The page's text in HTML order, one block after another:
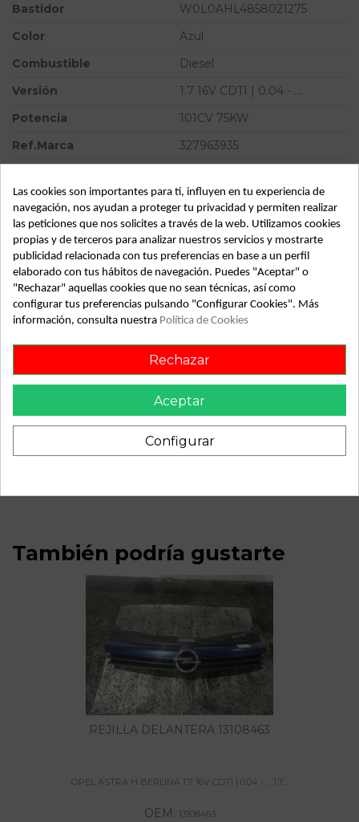
Bastidor
W0L0AHL4858021275
Color
Azul
Combustible
Diesel
Versión
1.7 16V CDTI | 0.04 - ...
Potencia
101CV 75KW
Ref.Marca
327963935
CDTI | 0.04 - ...
Tipo vehículo
Turismo
Almacén
49349
SubAlmacén
395
SubSubAlmacén
100030128
2022-04-27
Recambio de centralita airbag para opel astra h berlina 1.7
16v cdti | 0.04 - ... 1.7 16v cdti | 0.04 - ... referencia OEM IAM
También podría gustarte
REJILLA DELANTERA 13108463
OPEL ASTRA H BERLINA 1.7 16V CDTI | 0.04 - ... 1.7...
OEM: 13108463
Las cookies son importantes para ti, influyen en tu experiencia de
navegación, nos ayudan a proteger tu privacidad y permiten realizar
las peticiones que nos solicites a través de la web. Utilizamos cookies
propias y de terceros para analizar nuestros servicios y mostrarte
publicidad relacionada con tus preferencias en base a un perfil
elaborado con tus hábitos de navegación. Puedes "Aceptar" o
"Rechazar" aquellas cookies que no sean técnicas, así como
configurar tus preferencias pulsando "Configurar Cookies". Más
información, consulta nuestra Política de Cookies
Rechazar
Aceptar
Configurar